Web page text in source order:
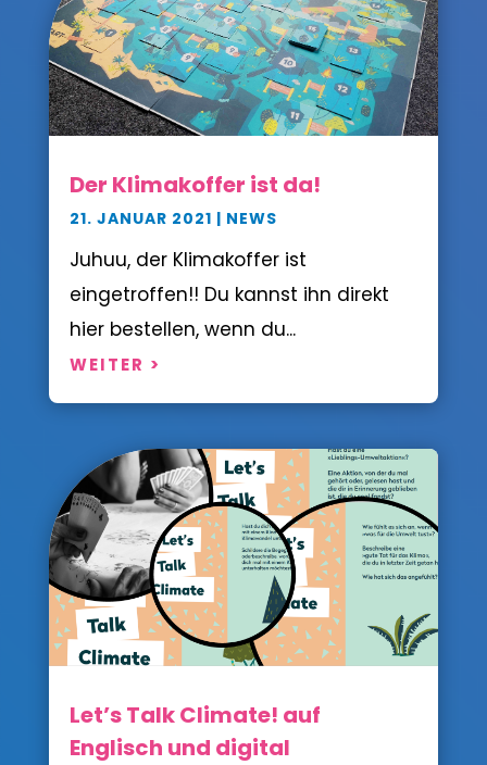
Der Klimakoffer ist da!
21. JANUAR 2021 | NEWS
Juhuu, der Klimakoffer ist
eingetroffen!! Du kannst ihn direkt
hier bestellen, wenn du...
WEITER >
Let’s Talk Climate! auf
Englisch und digital